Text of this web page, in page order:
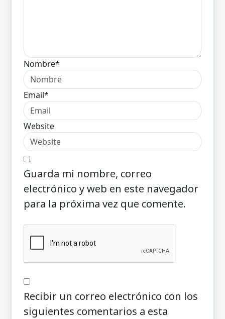
Nombre*
Email*
Website
Guarda mi nombre, correo
electrónico y web en este navegador
para la próxima vez que comente.
Recibir un correo electrónico con los
siguientes comentarios a esta